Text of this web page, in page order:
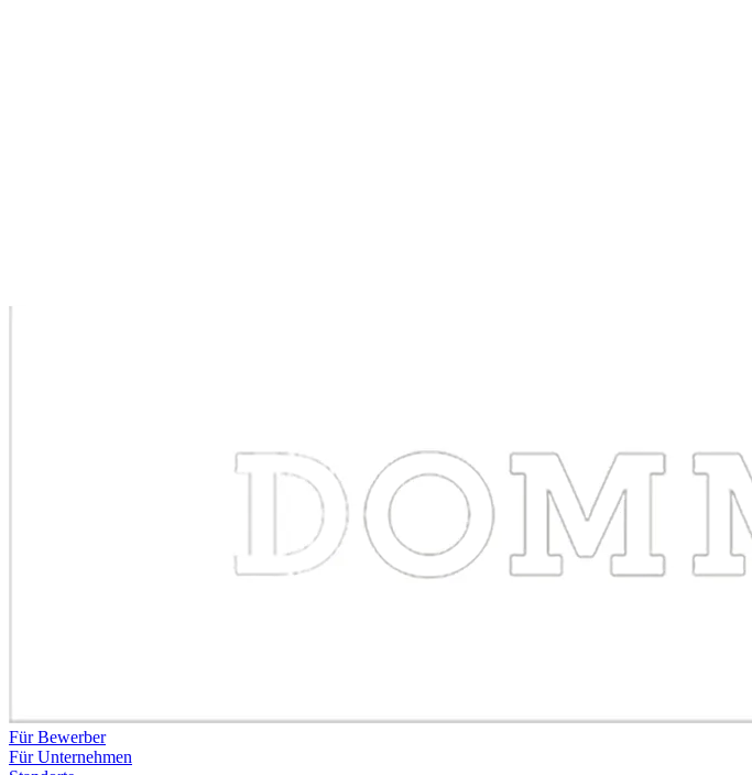
Für Bewerber
Für Unternehmen